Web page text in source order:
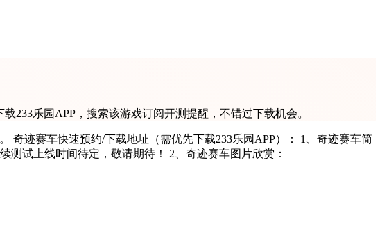
233乐园APP，搜索该游戏订阅开测提醒，不错过下载机会。
奇迹赛车快速预约/下载地址（需优先下载233乐园APP）： 1、奇迹赛车简
试上线时间待定，敬请期待！ 2、奇迹赛车图片欣赏：